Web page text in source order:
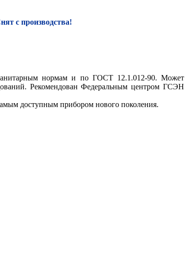
с производства!
нормам и по ГОСТ 12.1.012-90. Может
Рекомендован Федеральным центром ГСЭН
доступным прибором нового поколения.